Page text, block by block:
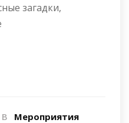
загадки,
В Мероприятия